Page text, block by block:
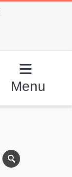
Menu